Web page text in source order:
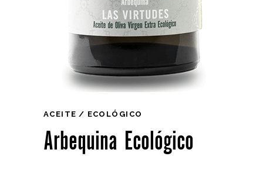
ACEITE ECOLÓGICO
Arbequina Ecológico